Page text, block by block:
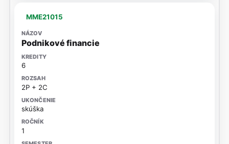
MME21015
Podnikové financie
6
2P + 2C
skúška
1